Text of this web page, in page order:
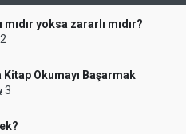
yoksa zararlı mıdır?
2
Kitap Okumayı Başarmak
3